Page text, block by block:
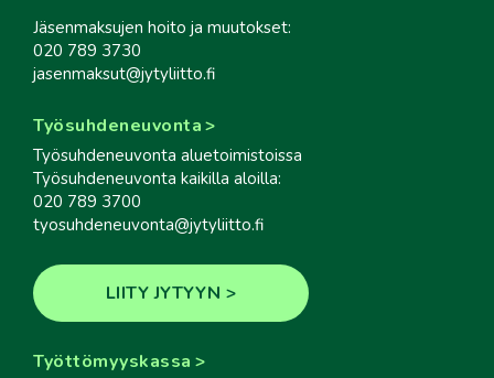
Jäsenmaksujen hoito ja muutokset:
020 789 3730
jasenmaksut@jytyliitto.fi
Työsuhdeneuvonta
Työsuhdeneuvonta aluetoimistoissa
Työsuhdeneuvonta kaikilla aloilla:
020 789 3700
tyosuhdeneuvonta@jytyliitto.fi
LIITY JYTYYN
Työttömyyskassa